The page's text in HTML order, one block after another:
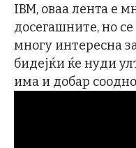
IBM, оваа лента е
досегашните, но
многу интересна
бидејќи ќе нуди
има и добар